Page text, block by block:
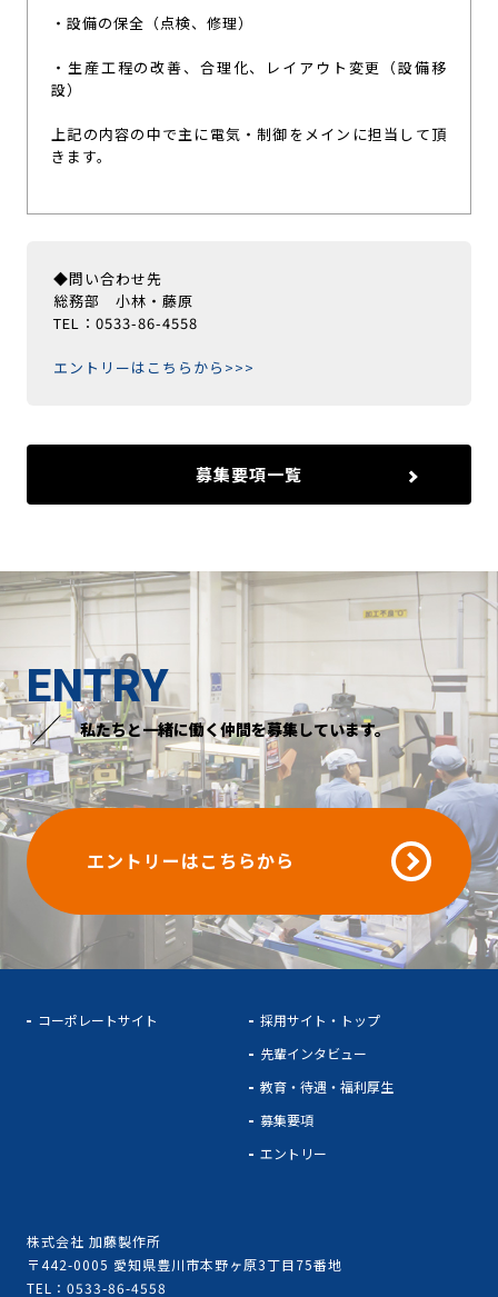
・設備の保全（点検、修理）
・生産工程の改善、合理化、レイアウト変更（設備移
設）
上記の内容の中で主に電気・制御をメインに担当して頂
きます。
◆問い合わせ先
総務部 小林・藤原
TEL：0533-86-4558
エントリーはこちらから>>>
募集要項一覧
ENTRY
私たちと一緒に働く仲間を募集しています。
エントリーはこちらから
株式会社 加藤製作所
〒442-0005 愛知県豊川市本野ヶ原3丁目75番地
TEL： 0533-86-4558
コーポレートサイト
採用サイト・トップ
先輩インタビュー
教育・待遇・福利厚生
募集要項
エントリー